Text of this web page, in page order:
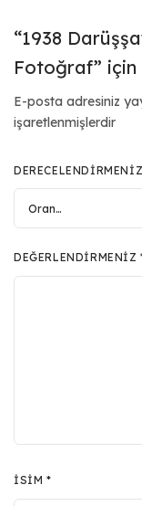
“1938
Fotoğraf”
E-posta adresiniz
işaretlenmişlerdir
DERECELENDIRMENIZ
DEĞERLENDIRMENIZ
İSIM*